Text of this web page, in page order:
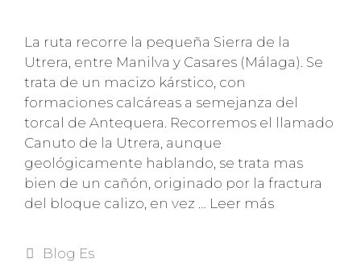
La ruta recorre la pequeña Sierra de la
Utrera, entre Manilva y Casares (Málaga). Se
trata de un macizo kárstico, con
formaciones calcáreas a semejanza del
torcal de Antequera. Recorremos el llamado
Canuto de la Utrera, aunque
geológicamente hablando, se trata mas
bien de un cañón, originado por la fractura
del bloque calizo, en vez … Leer más
Blog Es